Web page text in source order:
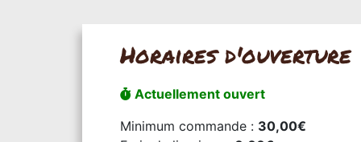
Horaires d'ouverture
Actuellement ouvert
Minimum commande : 30,00€